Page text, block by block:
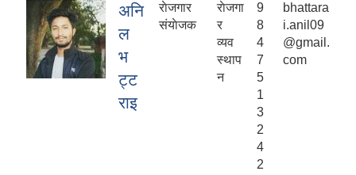
अनि
ल
भ
ट्ट
राइ
राेजगार
संयाेजक
राेजगा
र
व्यव
स्थाप
न
9
8
4
7
5
1
3
2
4
2
bhattara
i.anil09
@gmail.
com